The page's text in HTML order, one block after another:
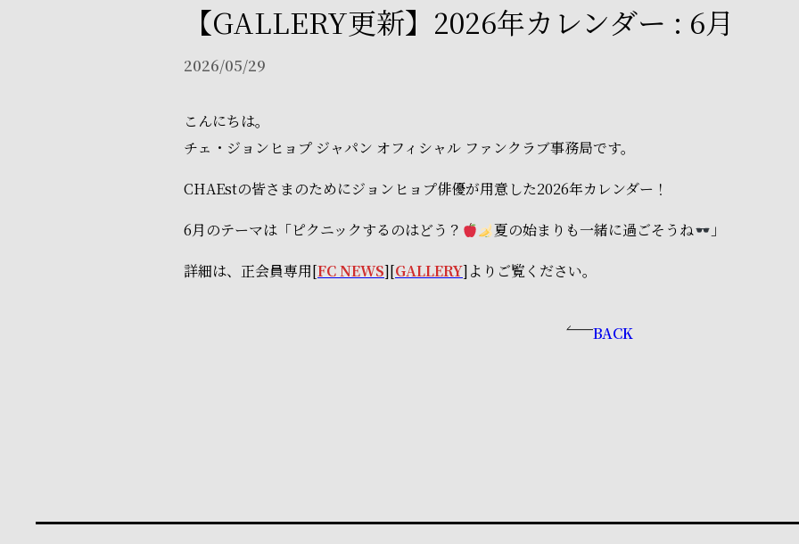
【GALLERY更新】2026年カレンダー : 6月
2026/05/29
こんにちは。
チェ・ジョンヒョプ ジャパン オフィシャル ファンクラブ事務局です。
CHAEstの皆さまのためにジョンヒョプ俳優が用意した2026年カレンダー！
6月のテーマは「ピクニックするのはどう？
夏の始まりも一緒に過ごそうね
」
詳細は、正会員専用[FC NEWS][GALLERY]よりご覧ください。
BACK